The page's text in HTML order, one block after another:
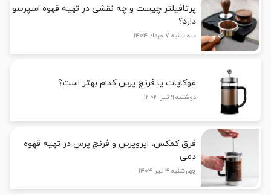
پرتافیلتر چیست و چه نقشی در تهیه قهوه اسپرسو
دارد؟
سه شنبه ۷ مرداد ۱۴۰۴
موکاپات یا فرنچ پرس کدام بهتر است؟
دوشنبه ۹ تیر ۱۴۰۴
فرق کمکس، ایروپرس و فرنچ پرس در تهیه قهوه
دمی
چهارشنبه ۴ تیر ۱۴۰۴